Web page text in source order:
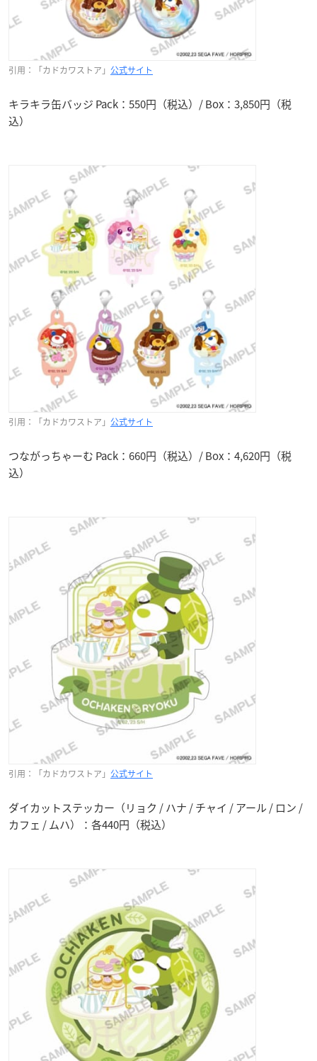
引用：「カドカワストア」 公式サイト
キラキラ缶バッジ Pack：550円（税込）/ Box：3,850円（税
込）
引用：「カドカワストア」 公式サイト
つながっちゃーむ Pack：660円（税込）/ Box：4,620円（税
込）
引用：「カドカワストア」 公式サイト
ダイカットステッカー（リョク / ハナ / チャイ / アール / ロン /
カフェ / ムハ）：各440円（税込）